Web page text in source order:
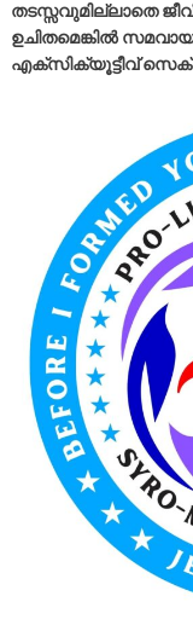
തടസ്സവുമില്ലാതെ
ഉചിതമെങ്കിൽ
എക്സിക്യൂട്ടീവ്